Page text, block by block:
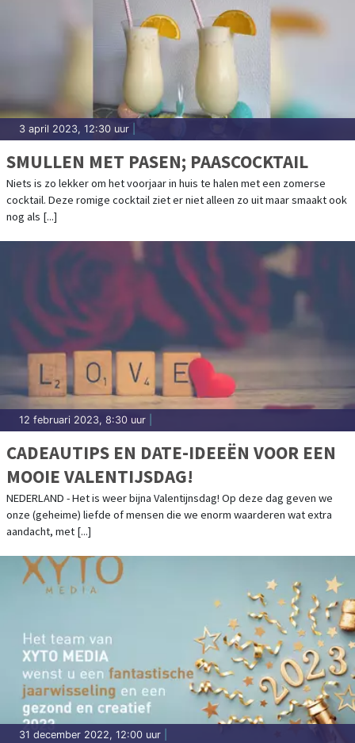
3 april 2023, 12:30 uur
SMULLEN MET PASEN; PAASCOCKTAIL
Niets is zo lekker om het voorjaar in huis te halen met een zomerse
cocktail. Deze romige cocktail ziet er niet alleen zo uit maar smaakt ook
nog als [...]
12 februari 2023, 8:30 uur
CADEAUTIPS EN DATE-IDEEËN VOOR EEN
MOOIE VALENTIJSDAG!
NEDERLAND - Het is weer bijna Valentijnsdag! Op deze dag geven we
onze (geheime) liefde of mensen die we enorm waarderen wat extra
aandacht, met [...]
31 december 2022, 12:00 uur